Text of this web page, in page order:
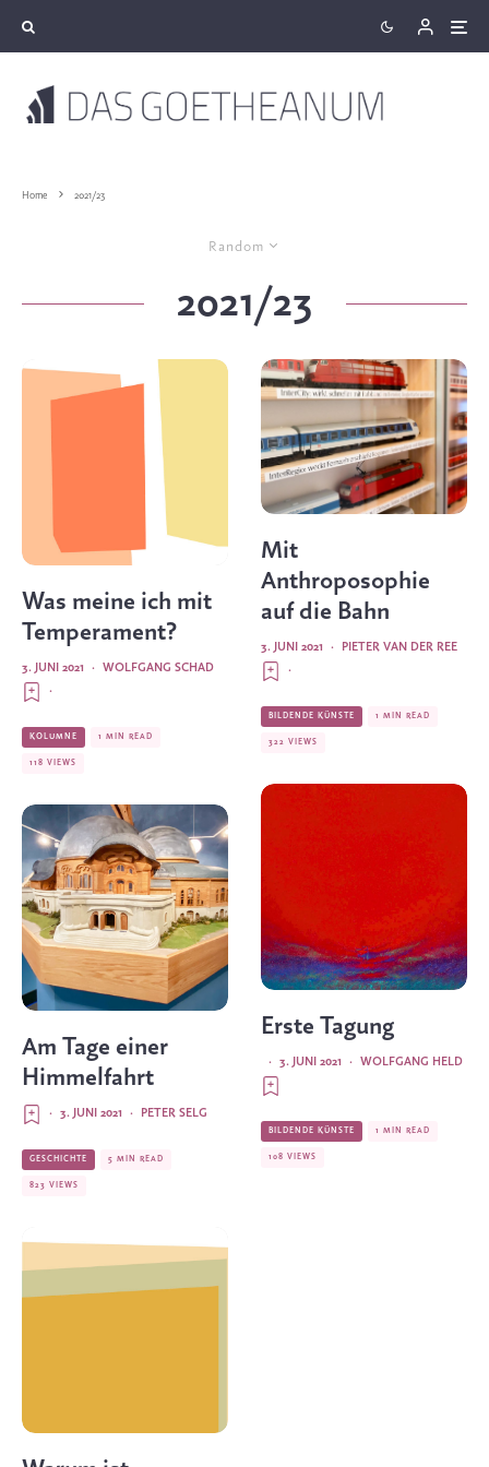
Home 2021/23
Random
2021/23
Was meine ich mit
Temperament?
WOLFGANG SCHAD
·
3. JUNI 2021
·
KOLUMNE 1 MIN READ
118 VIEWS
Am Tage einer
Himmelfahrt
PETER SELG
·
3. JUNI 2021
·
GESCHICHTE 5 MIN READ
823 VIEWS
Mit
Anthroposophie
auf die Bahn
PIETER VAN DER REE
·
3. JUNI 2021
·
BILDENDE KÜNSTE 1 MIN READ
322 VIEWS
Erste Tagung
WOLFGANG HELD
·
3. JUNI 2021
·
BILDENDE KÜNSTE 1 MIN READ
108 VIEWS